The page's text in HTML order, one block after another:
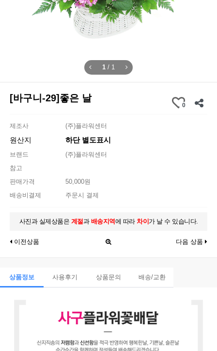
1 / 1
[바구니-29]좋은 날
0
제조사 (주)플라워센터
원산지 하단 별도표시
브랜드
(주)플라워센터
참고
판매가격
50,000원
배송비결제
주문시 결제
사진과 실제상품은 계절과 배송지역에 따라 차이 가 날 수 있습니다.
이전상품 다음 상품
상품정보 사용후기 상품문의 배송/교환